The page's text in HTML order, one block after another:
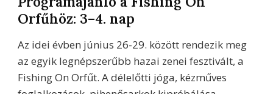
Orfűhöz: 3–4. nap
Az idei évben június 26-29. között rendezik meg
az egyik legnépszerűbb hazai zenei fesztivált, a
Fishing On Orfűt. A délelőtti jóga, kézműves